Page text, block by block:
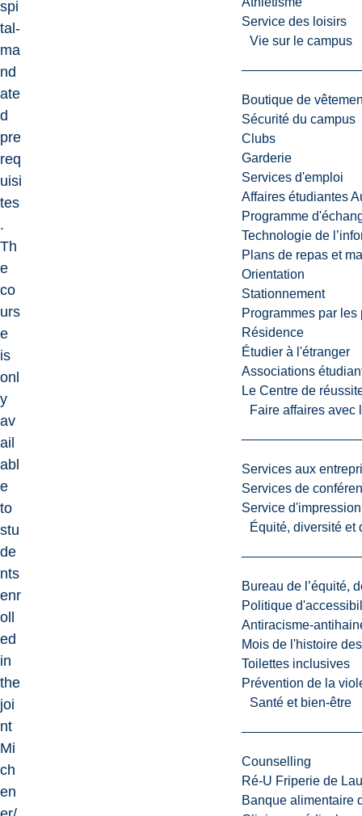
Service des loisirs
Vie sur le campus
Boutique de
Sécurité du campus
Clubs
Garderie
Services d'emploi
Affaires étudiantes
Programme
Technologie de
Plans de repas et
Orientation
Stationnement
Programmes par les
Résidence
Étudier à l'étranger
Associations
Le Centre de
Faire affaires avec
Services aux
Services de
Service d'impression
Équité, diversité et
Bureau de l’équité,
Politique
Antiracisme-
Mois de l'histoire
Toilettes inclusives
Prévention de la
Santé et bien-être
Counselling
Ré-U Friperie de
Banque alimentaire
spi
tal-
ma
nd
ate
d
pre
req
uisi
tes
.
Th
e
co
urs
e
is
onl
y
av
ail
abl
e
to
stu
de
nts
enr
oll
ed
in
the
joi
nt
Mi
ch
en